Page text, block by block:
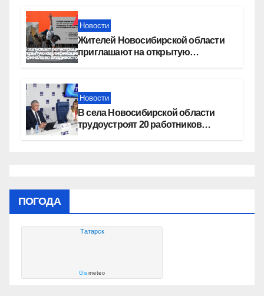
Новости
Жителей Новосибирской области
приглашают на открытую
Новости
В села Новосибирской области
трудоустроят 20 работников
ПОГОДА
Татарск
Gismeteo